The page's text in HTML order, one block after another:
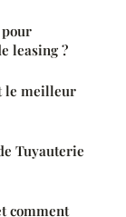
leasing ?
le meilleur
Tuyauterie
comment